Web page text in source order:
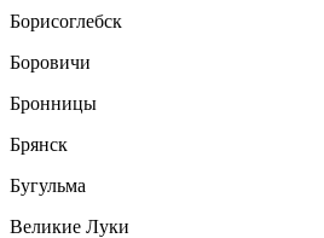
Борисоглебск
Боровичи
Бронницы
Брянск
Бугульма
Великие Луки